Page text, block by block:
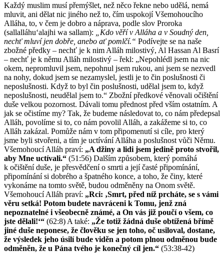
Každý muslim musí přemýšlet, než něco řekne nebo udělá, nemá
mluvit, ani dělat nic jiného než to, čím uspokojí Všemohoucího
Alláha, to, v čem je dobro a náprava, podle slov Proroka
(sallalláhuʻalajhi wa sallam):
„Kdo věří v Alláha a v Soudný den,
nechť mluví jen dobře, anebo ať pomlčí.“ Podívejte se na naše
zbožné předky – nechť je k nim Alláh milostivý, Al Hassan Al Basrí
– nechť je k němu Alláh milostivý – řekl: „Nepohlédl jsem na nic
okem, nepromluvil jsem, nepohnul jsem rukou, ani jsem se nezvedl
na nohy, dokud jsem se nezamyslel, jestli je to čin poslušnosti či
neposlušnosti. Když to byl čin poslušnosti, udělal jsem to, když
neposlušnosti, neudělal jsem to.“ Zbožní předkové věnovali očištění
duše velkou pozornost. Dávali tomu přednost před vším ostatním. A
jak se očistíme my? Tak, že budeme následovat to, co nám předepsal
Alláh, povolíme si to, co nám povolil Alláh, a zakážeme si to, co
Alláh zakázal. Pomůže nám v tom připomenutí si cíle, pro který
jsme byli stvořeni, a tím je uctívání Alláha a poslušnost vůči Němu.
Všemohoucí Alláh praví: „A džiny a lidi jsem jedině proto stvořil,
aby Mne uctívali.“ (51:56) Dalším způsobem, který pomáhá
k očištění duše, je přesvědčení o smrti a její časté připomínání,
připomínání si dobrého a špatného konce, a toho, že činy, které
vykonáme na tomto světě, budou odměněny na Onom světě.
Všemohoucí Alláh praví: „Rci: ‚Smrt, před níž prcháte, se s vámi
věru setká! Potom budete navráceni k Tomu, jenž zná
nepoznatelné i všeobecně známé, a On vás již poučí o všem, co
jste dělali!‘“ (62:8) A také: „Že totiž žádná duše obtížená břímě
jiné duše neponese, že člověku se jen toho, oč usiloval, dostane,
že výsledek jeho úsilí bude viděn a potom plnou odměnou bude
odměněn, že u Pána tvého je konečný cíl jen.“ (53:38-42)